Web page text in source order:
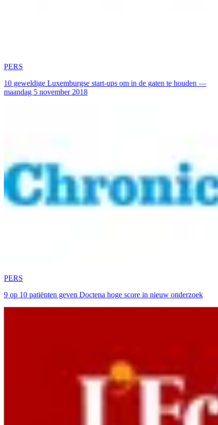
PERS
10 geweldige Luxemburgse start-ups om in de gaten te houden —
maandag 5 november 2018
PERS
9 op 10 patiënten geven Doctena hoge score in nieuw onderzoek